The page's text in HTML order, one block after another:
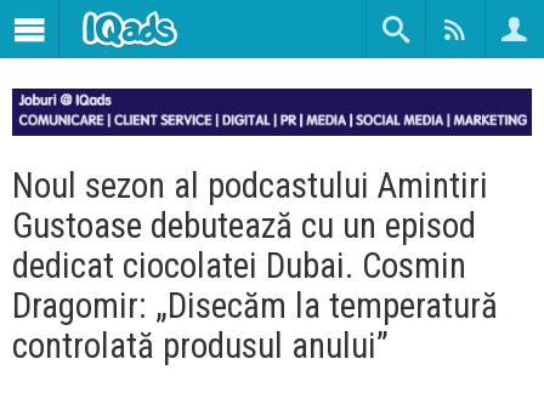
Noul sezon al podcastului Amintiri
Gustoase debutează cu un episod
dedicat ciocolatei Dubai. Cosmin
Dragomir: „Disecăm la temperatură
controlată produsul anului”